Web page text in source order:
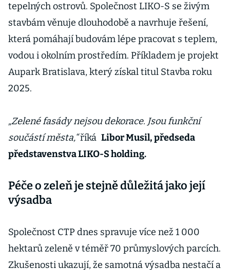
tepelných ostrovů. Společnost LIKO-S se živým
stavbám věnuje dlouhodobě a navrhuje řešení,
která pomáhají budovám lépe pracovat s teplem,
vodou i okolním prostředím. Příkladem je projekt
Aupark Bratislava, který získal titul Stavba roku
2025.
„Zelené fasády nejsou dekorace. Jsou funkční
součástí města,“říká Libor Musil, předseda
představenstva LIKO-S holding.
Péče o zeleň je stejně důležitá jako její
výsadba
Společnost CTP dnes spravuje více než 1 000
hektarů zeleně v téměř 70 průmyslových parcích.
Zkušenosti ukazují, že samotná výsadba nestačí a